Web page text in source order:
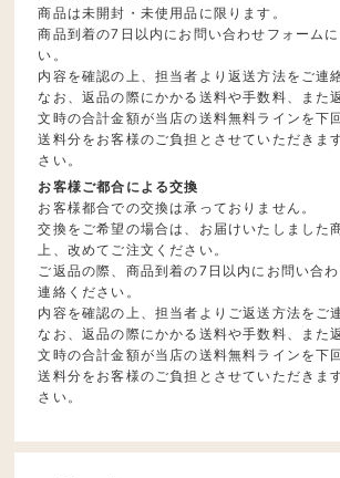
商品は未開封・未使用品に限ります。
商品到着の7日以内にお問い合わせフォーム
い。
内容を確認の上、担当者より返送方法をご連
なお、返品の際にかかる送料や手数料、また
文時の合計金額が当店の送料無料ラインを下
送料分をお客様のご負担とさせていただきま
さい。
お客様ご都合による交換
お客様都合での交換は承っておりません。
交換をご希望の場合は、お届けいたしました
上、改めてご注文ください。
ご返品の際、商品到着の7日以内にお問い合
連絡ください。
内容を確認の上、担当者よりご返送方法をご
なお、返品の際にかかる送料や手数料、また
文時の合計金額が当店の送料無料ラインを下
送料分をお客様のご負担とさせていただきま
さい。